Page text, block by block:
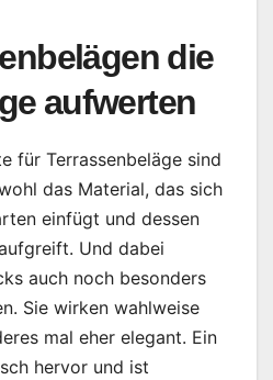
die
aufwerten
für Terrassenbeläge sind
das Material, das sich
einfügt und dessen
Und dabei
auch noch besonders
Sie wirken wahlweise
mal eher elegant. Ein
hervor und ist